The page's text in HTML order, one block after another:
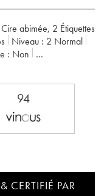
abimée, 2 Étiquettes
Niveau : 2 Normal
:
non
94
CERTIFIÉ PAR